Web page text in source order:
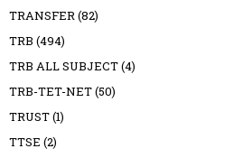
TRANSFER(82)
TRB (494)
TRB ALL SUBJECT(4)
TRB-TET-NET(50)
TRUST(1)
TTSE (2)